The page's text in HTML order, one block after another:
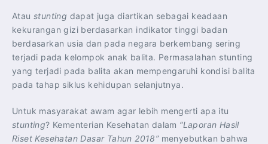
Atau stunting dapat juga diartikan sebagai keadaan
kekurangan gizi berdasarkan indikator tinggi badan
berdasarkan usia dan pada negara berkembang sering
terjadi pada kelompok anak balita. Permasalahan stunting
yang terjadi pada balita akan mempengaruhi kondisi balita
pada tahap siklus kehidupan selanjutnya.
Untuk masyarakat awam agar lebih mengerti apa itu
stunting? Kementerian Kesehatan dalam “Laporan Hasil
Riset Kesehatan Dasar Tahun 2018” menyebutkan bahwa